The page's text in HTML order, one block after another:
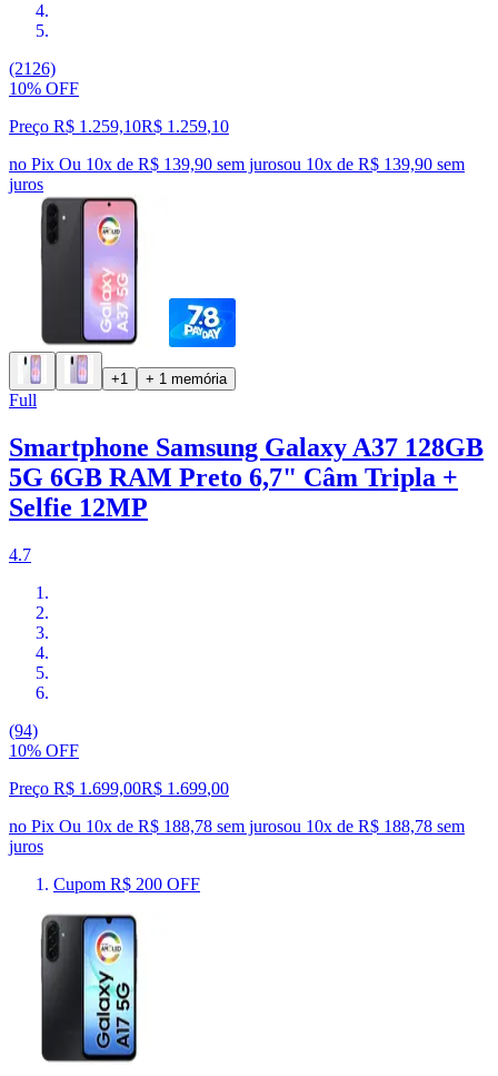
(2126)
10% OFF
Preço R$ 1.259,10R$ 1.259,10
no Pix Ou 10x de R$ 139,90 sem jurosou 10x de R$ 139,90 sem
juros
+1 + 1 memória
Full
Smartphone Samsung Galaxy A37 128GB
5G 6GB RAM Preto 6,7" Câm Tripla +
Selfie 12MP
4.7
(94)
10% OFF
Preço R$ 1.699,00R$ 1.699,00
no Pix Ou 10x de R$ 188,78 sem jurosou 10x de R$ 188,78 sem
juros
Cupom R$ 200 OFF